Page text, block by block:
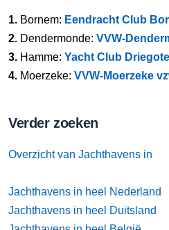
1. Bornem: Eendracht Club
2. Dendermonde: VVW-
3. Hamme: Yacht Club
4. Moerzeke: VVW-Moerzeke
Verder zoeken
Overzicht van Jachthavens in
Jachthavens in heel Nederland
Jachthavens in heel Duitsland